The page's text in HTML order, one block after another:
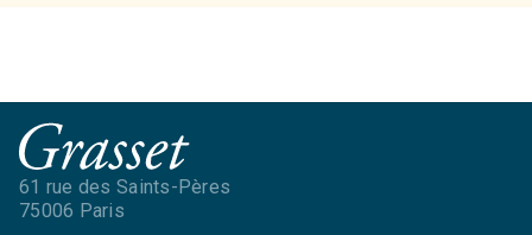
61 rue des Saints-Pères
75006 Paris